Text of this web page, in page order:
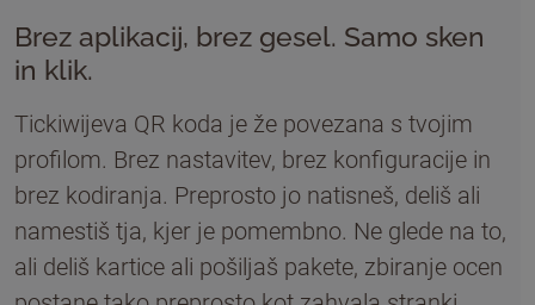
Brez aplikacij, brez gesel. Samo sken
in klik.
Tickiwijeva QR koda je že povezana s tvojim
profilom. Brez nastavitev, brez konfiguracije in
brez kodiranja. Preprosto jo natisneš, deliš ali
namestiš tja, kjer je pomembno. Ne glede na to,
ali deliš kartice ali pošiljaš pakete, zbiranje ocen